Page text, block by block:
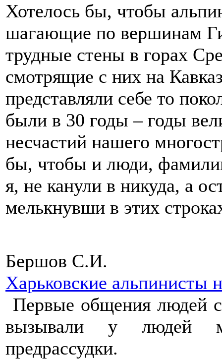
Хотелось бы, чтобы
шагающие по вершинам
трудные стены в горах
смотрящие с них на
представляли себе то
были в 30 годы – годы
несчастий нашего
бы, чтобы и люди,
я, не канули в никуда, а
мелькнувши в этих
Бершов С.И.
Харьковские альпинисты
Первые общения людей
вызывали у людей
предрассудки.